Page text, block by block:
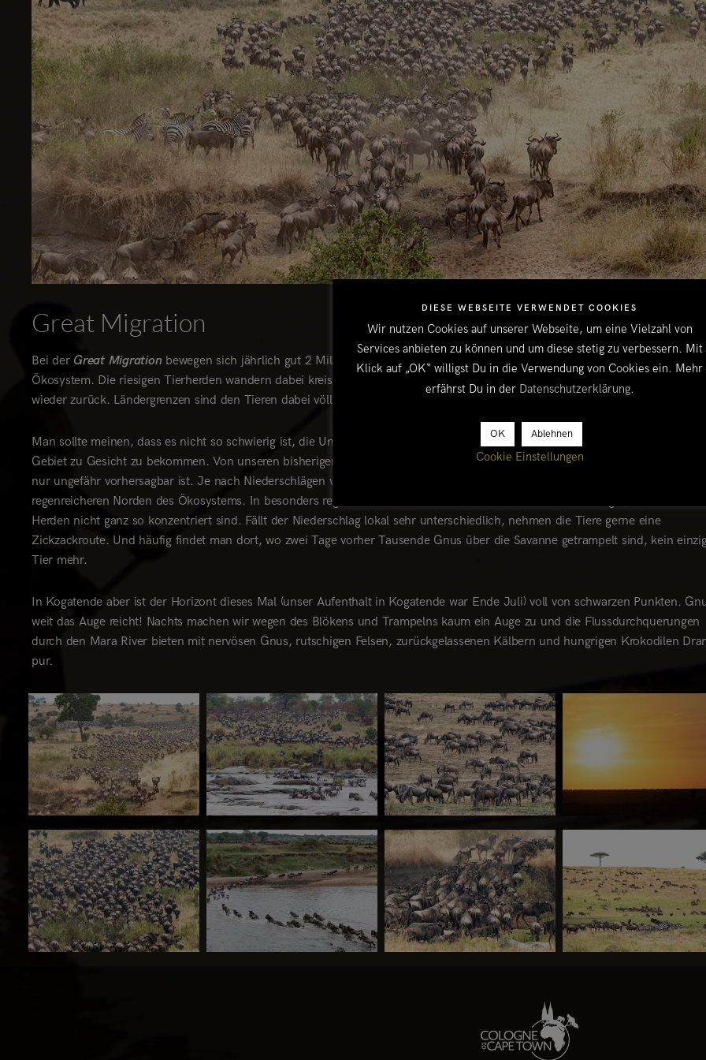
Great Migration
Bei der Great Migrationbewegen sich jährlich gut 2 Millionen Huftiere auf Nahrungssuche durch das Serengeti - Masai Mara –
Ökosystem. Die riesigen Tierherden wandern dabei kreisförmig von Tansania über die Serengeti in die kenianische Masai
wieder zurück. Ländergrenzen sind den Tieren dabei völlig egal.
Man sollte meinen, dass es nicht so schwierig ist, die Unmengen von Gnus, Zebras und Gazellen auf ihrer Wanderung durch
Gebiet zu Gesicht zu bekommen. Von unseren bisherigen Reisen in die Serengeti wissen wir aber, dass das Timing der
nur ungefähr vorhersagbar ist. Je nach Niederschlägen verweilen die Tiere länger im Süden oder ziehen früher in den etwas
regenreicheren Norden des Ökosystems. In besonders regenreichen Jahren verteilen sich die Tiere weitflächiger, so dass die
Herden nicht ganz so konzentriert sind. Fällt der Niederschlag lokal sehr unterschiedlich, nehmen die Tiere gerne eine
Zickzackroute. Und häufig findet man dort, wo zwei Tage vorher Tausende Gnus über die Savanne getrampelt sind, kein
Tier mehr.
In Kogatende aber ist der Horizont dieses Mal (unser Aufenthalt in Kogatende war Ende Juli) voll von schwarzen Punkten.
weit das Auge reicht! Nachts machen wir wegen des Blökens und Trampelns kaum ein Auge zu und die Flussdurchquerungen
durch den Mara River bieten mit nervösen Gnus, rutschigen Felsen, zurückgelassenen Kälbern und hungrigen Krokodilen
pur.
DIESE WEBSEITE VERWENDET COOKIES
Wir nutzen Cookies auf unserer Webseite, um eine Vielzahl von
Services anbieten zu können und um diese stetig zu verbessern. Mit
Klick auf „OK“ willigst Du in die Verwendung von Cookies ein. Mehr
erfährst Du in der Datenschutzerklärung.
OK Ablehnen
Cookie Einstellungen